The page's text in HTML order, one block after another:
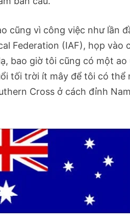
cũng vì công việc như lần
Federation (IAF), họp vào
bao giờ tôi cũng có một
tối trời ít mây để tôi có thể
Cross ở cách đỉnh